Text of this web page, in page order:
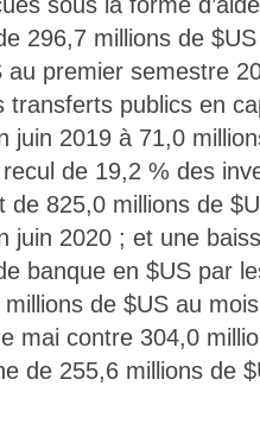
296,7 millions de
au premier semestre
transferts publics en
juin 2019 à 71,0
de 19,2 % des
825,0 millions de
juin 2020 ; et une
banque en $US par
de $US au
mai contre 304,0
de 255,6 millions de